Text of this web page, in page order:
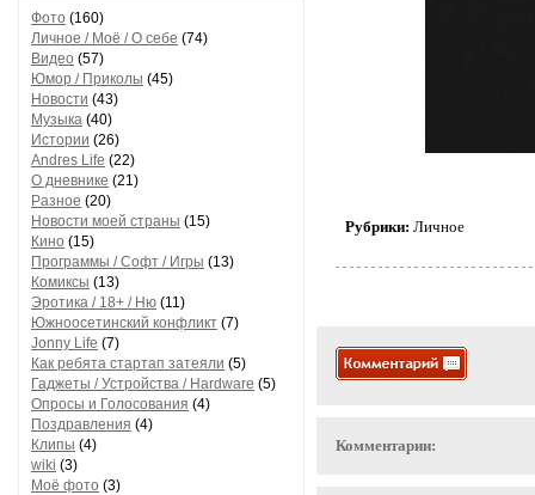
Фото (160)
Личное / Моё / О себе (74)
Видео (57)
Юмор / Приколы (45)
Новости (43)
Музыка (40)
Истории (26)
Andres Life (22)
О дневнике (21)
Разное (20)
Новости моей страны (15)
Кино (15)
Программы / Софт / Игры (13)
Комиксы (13)
Эротика / 18+ / Ню (11)
Южноосетинский конфликт (7)
Jonny Life (7)
Как ребята стартап затеяли (5)
Гаджеты / Устройства / Hardware (5)
Опросы и Голосования (4)
Поздравления (4)
Клипы (4)
wiki (3)
Моё фото (3)
Рубрики: Личное
Комментарии: